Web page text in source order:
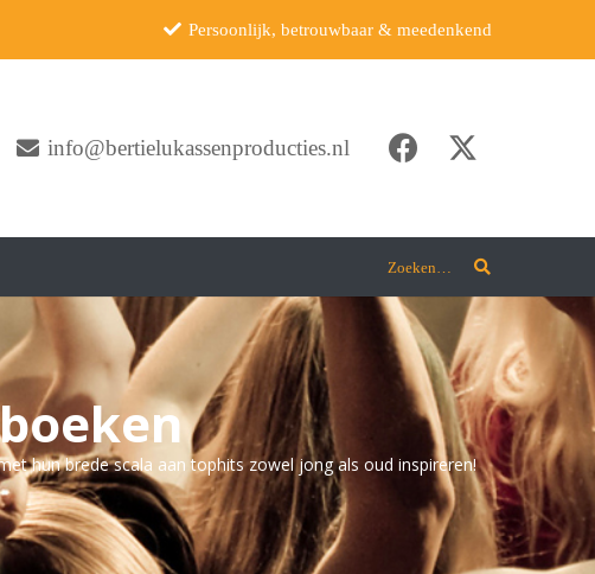
Persoonlijk, betrouwbaar & meedenkend
info@bertielukassenproducties.nl
Zoeken…
hun brede scala aan tophits zowel jong als oud inspireren!